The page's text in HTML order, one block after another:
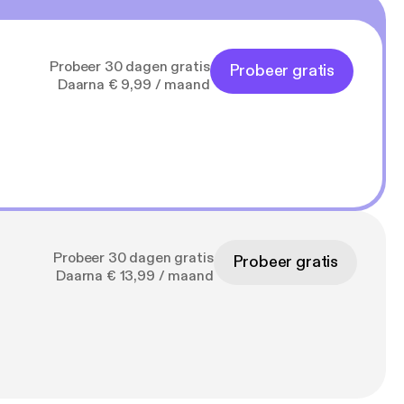
Probeer 30 dagen gratis
Daarna € 9,99 / maand
Probeer gratis
Probeer 30 dagen gratis
Daarna € 13,99 / maand
Probeer gratis